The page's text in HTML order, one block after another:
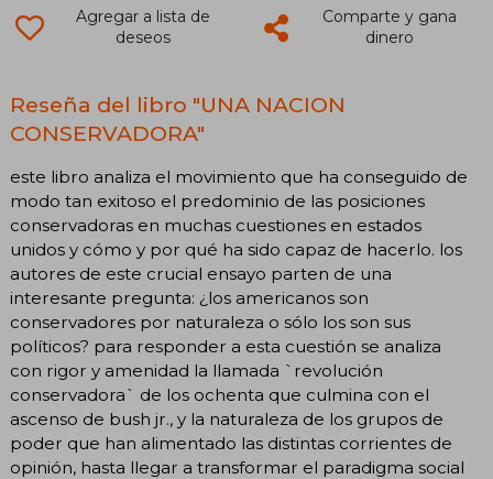
Agregar a lista de
deseos
Comparte y gana
dinero
Reseña del libro "UNA NACION
CONSERVADORA"
este libro analiza el movimiento que ha conseguido de
modo tan exitoso el predominio de las posiciones
conservadoras en muchas cuestiones en estados
unidos y cómo y por qué ha sido capaz de hacerlo. los
autores de este crucial ensayo parten de una
interesante pregunta: ¿los americanos son
conservadores por naturaleza o sólo los son sus
políticos? para responder a esta cuestión se analiza
con rigor y amenidad la llamada `revolución
conservadora` de los ochenta que culmina con el
ascenso de bush jr., y la naturaleza de los grupos de
poder que han alimentado las distintas corrientes de
opinión, hasta llegar a transformar el paradigma social